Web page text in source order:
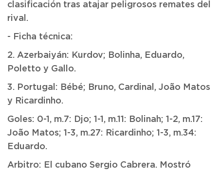
clasificación tras atajar peligrosos remates del
rival.
- Ficha técnica:
2. Azerbaiyán: Kurdov; Bolinha, Eduardo,
Poletto y Gallo.
3. Portugal: Bébé; Bruno, Cardinal, João Matos
y Ricardinho.
Goles: 0-1, m.7: Djo; 1-1, m.11: Bolinah; 1-2, m.17:
João Matos; 1-3, m.27: Ricardinho; 1-3, m.34:
Eduardo.
Arbitro: El cubano Sergio Cabrera. Mostró